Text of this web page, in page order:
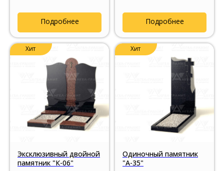
Подробнее Подробнее
Хит
Эксклюзивный двойной
памятник "К-06"
Хит
Одиночный памятник
"А-35"